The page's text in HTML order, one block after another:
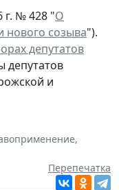
г. № 428 "О
нового созыва").
депутатов
депутатов
и
,
Перепечатка